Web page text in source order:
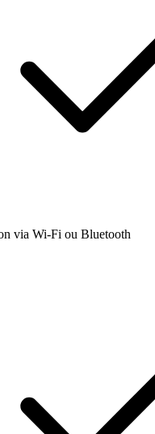
via Wi-Fi ou Bluetooth